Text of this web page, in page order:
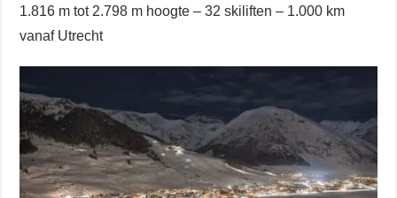
1.816 m tot 2.798 m hoogte – 32 skiliften – 1.000 km
vanaf Utrecht